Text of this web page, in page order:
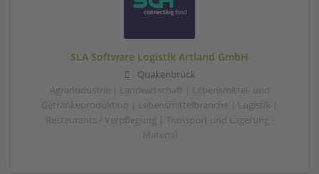
SLA Software Logistik Artland GmbH
Quakenbrück
Agrarindustrie | Landwirtschaft | Lebensmittel- und
Getränkeproduktion | Lebensmittelbranche | Logistik |
Restaurants / Verpflegung | Transport und Lagerung -
Material